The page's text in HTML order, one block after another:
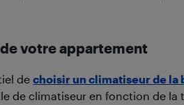
votre appartement
de choisir un climatiseur de la
de climatiseur en fonction de la